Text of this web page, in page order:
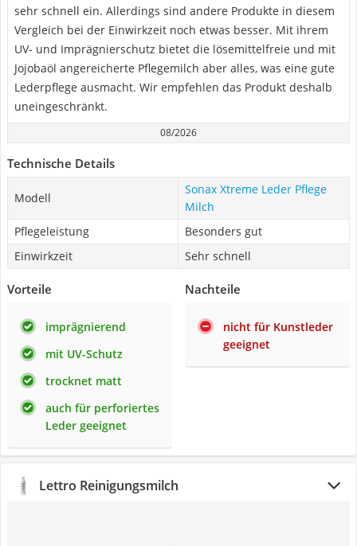
sehr schnell ein. Allerdings sind andere Produkte in diesem
Vergleich bei der Einwirkzeit noch etwas besser. Mit ihrem
UV- und Imprägnierschutz bietet die lösemittelfreie und mit
Jojobaöl angereicherte Pflegemilch aber alles, was eine gute
Lederpflege ausmacht. Wir empfehlen das Produkt deshalb
uneingeschränkt.
08/2026
Technische Details
Modell
Sonax Xtreme Leder Pflege
Milch
Pflegeleistung
Besonders gut
Einwirkzeit
Sehr schnell
Vorteile
imprägnierend
mit UV-Schutz
trocknet matt
auch für perforiertes
Leder geeignet
Nachteile
nicht für Kunstleder
geeignet
Lettro Reinigungsmilch